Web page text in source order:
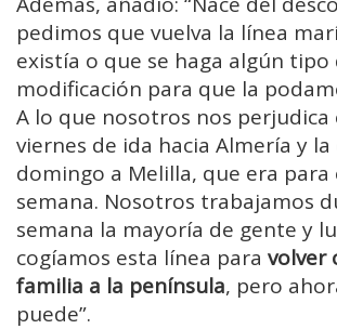
pedimos que vuelva la línea
existía o que se haga algún tipo
modificación para que la
A lo que nosotros nos perjudica
viernes de ida hacia Almería y
domingo a Melilla, que era para
semana. Nosotros trabajamos
semana la mayoría de gente y
cogíamos esta línea para volver
familia a la península, pero
puede”.